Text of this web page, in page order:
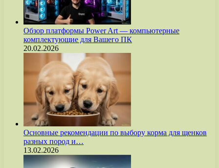
Обзор платформы Power Art — компьютерные
комплектующие для Вашего ПК
20.02.2026
Основные рекомендации по выбору корма для щенков
разных пород и…
13.02.2026